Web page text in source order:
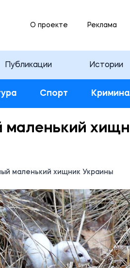
О проекте Реклама
Публикации Истории
Спорт
маленький
маленький хищник Украины